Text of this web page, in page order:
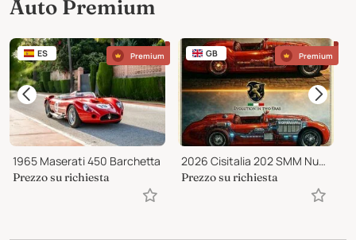
Auto Premium
ES Premium
1965 Maserati 450 Barchetta
Prezzo su richiesta
GB Premium
2026 Cisitalia 202 SMM Nuvolari Spyder
Prezzo su richiesta